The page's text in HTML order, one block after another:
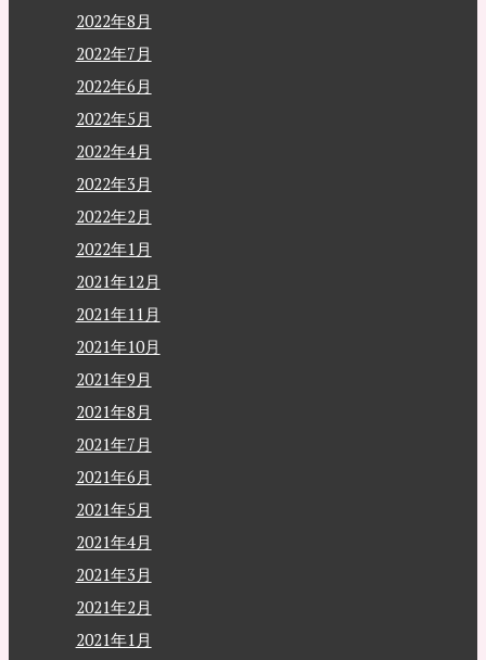
2022年8月
2022年7月
2022年6月
2022年5月
2022年4月
2022年3月
2022年2月
2022年1月
2021年12月
2021年11月
2021年10月
2021年9月
2021年8月
2021年7月
2021年6月
2021年5月
2021年4月
2021年3月
2021年2月
2021年1月